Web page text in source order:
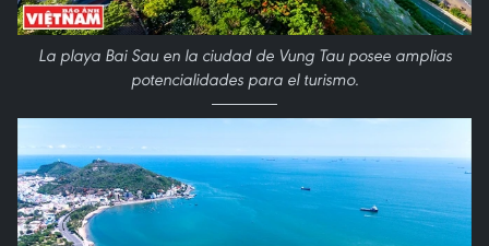
La playa Bai Sau en la ciudad de Vung Tau posee amplias
potencialidades para el turismo.